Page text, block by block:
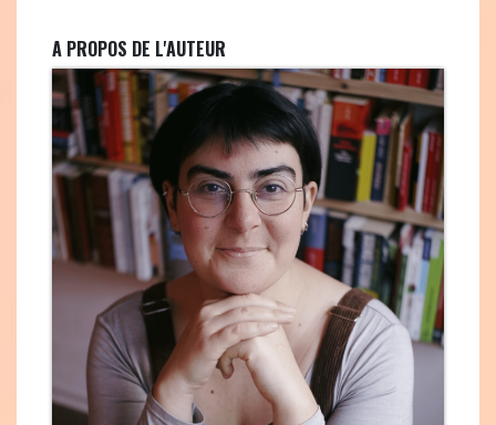
A PROPOS DE L'AUTEUR